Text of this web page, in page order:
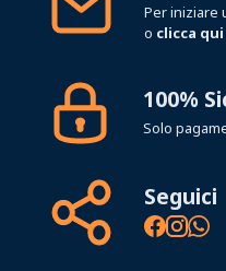
Per iniziare
o clicca qui
100%
Solo
Seguici